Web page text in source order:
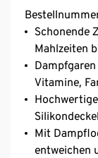
Schonende
Mahlzeiten
Vitamine,
Silikondeckel
Mit
entweichen